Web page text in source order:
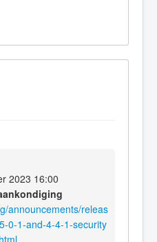
2023 16:00
announcements/releas
0-1-and-4-4-1-security